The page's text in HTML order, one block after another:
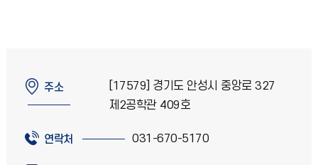
주소
[17579] 경기도 안성시 중앙로 327
제2공학관 409호
연락처 031-670-5170